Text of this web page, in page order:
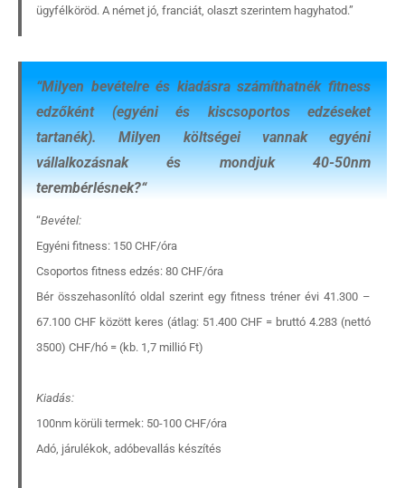
ügyfélköröd. A német jó, franciát, olaszt szerintem hagyhatod.”
“Milyen bevételre és kiadásra számíthatnék fitness
edzőként (egyéni és kiscsoportos edzéseket
tartanék). Milyen költségei vannak egyéni
vállalkozásnak és mondjuk 40-50nm
terembérlésnek?“
“Bevétel:
Egyéni fitness: 150 CHF/óra
Csoportos fitness edzés: 80 CHF/óra
Bér összehasonlító oldal szerint egy fitness tréner évi 41.300 –
67.100 CHF között keres (átlag: 51.400 CHF = bruttó 4.283 (nettó
3500) CHF/hó = (kb. 1,7 millió Ft)
Kiadás:
100nm körüli termek: 50-100 CHF/óra
Adó, járulékok, adóbevallás készítés